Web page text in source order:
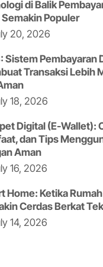
di Balik
Populer
20, 2026
Sistem Pembayaran
Transaksi Lebih
18, 2026
Digital (E-Wallet):
dan Tips
Aman
16, 2026
Home: Ketika
Cerdas Berkat
14, 2026